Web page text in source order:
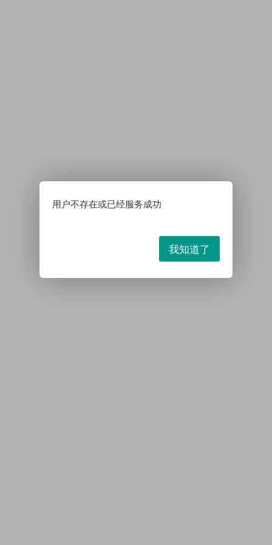
用户不存在或已经服务成功
我知道了